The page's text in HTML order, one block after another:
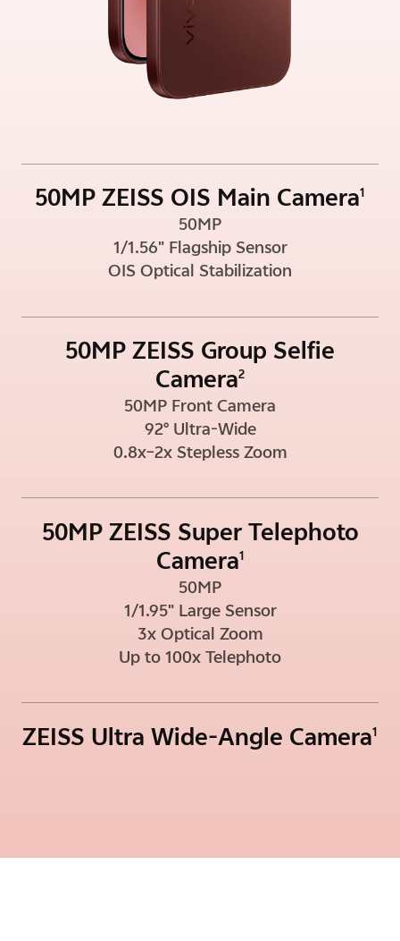
50MP ZEISS OIS Main Camera1
50MP
1/1.56" Flagship Sensor
OIS Optical Stabilization
50MP ZEISS Group Selfie
Camera2
50MP Front Camera
92° Ultra-Wide
0.8x–2x Stepless Zoom
50MP ZEISS Super Telephoto
Camera1
50MP
1/1.95" Large Sensor
3x Optical Zoom
Up to 100x Telephoto
ZEISS Ultra Wide-Angle Camera1